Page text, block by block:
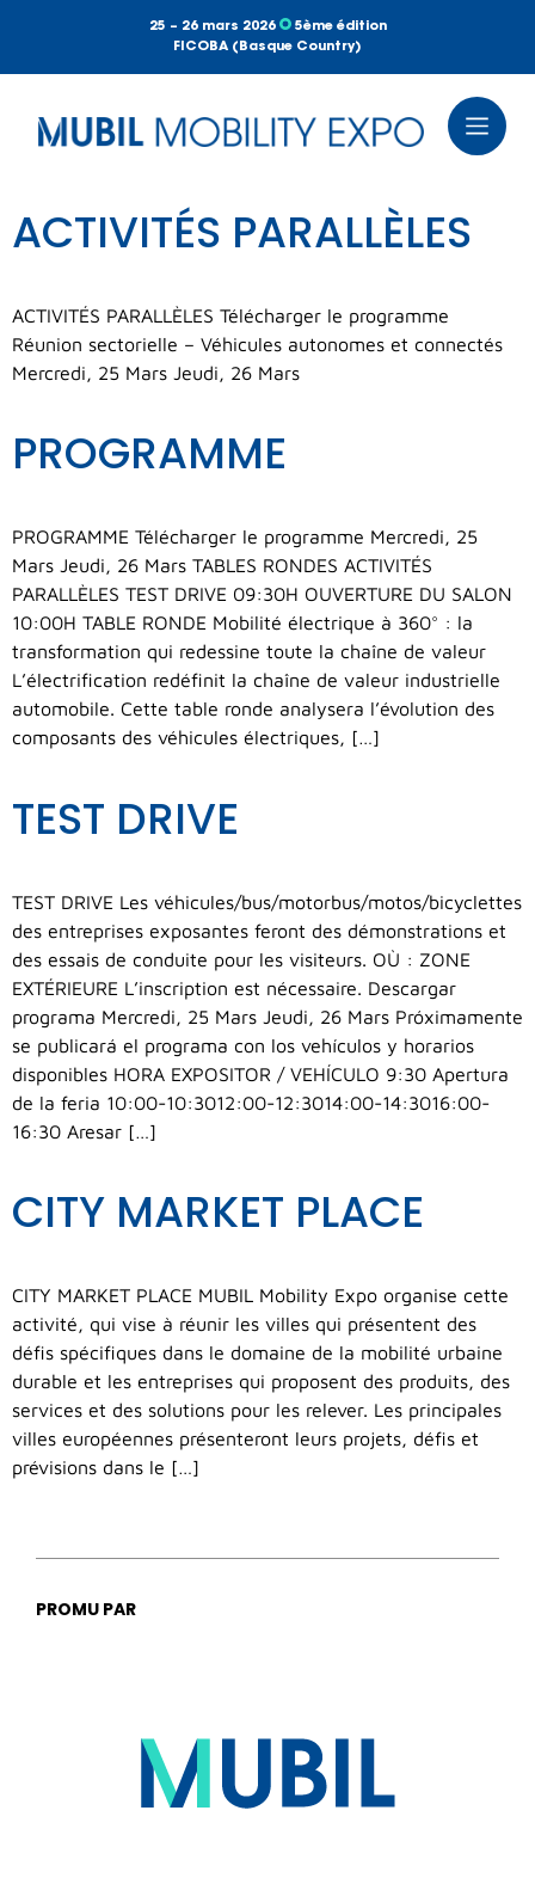
25 – 26 mars 2026
5ème édition
FICOBA (Basque Country)
ACTIVITÉS PARALLÈLES
ACTIVITÉS PARALLÈLES Télécharger le programme
Réunion sectorielle – Véhicules autonomes et connectés
Mercredi, 25 Mars Jeudi, 26 Mars
PROGRAMME
PROGRAMME Télécharger le programme Mercredi, 25
Mars Jeudi, 26 Mars TABLES RONDES ACTIVITÉS
PARALLÈLES TEST DRIVE 09:30H OUVERTURE DU SALON
10:00H TABLE RONDE Mobilité électrique à 360° : la
transformation qui redessine toute la chaîne de valeur
L’électrification redéfinit la chaîne de valeur industrielle
automobile. Cette table ronde analysera l’évolution des
composants des véhicules électriques, […]
TEST DRIVE
TEST DRIVE Les véhicules/bus/motorbus/motos/bicyclettes
des entreprises exposantes feront des démonstrations et
des essais de conduite pour les visiteurs. OÙ : ZONE
EXTÉRIEURE L’inscription est nécessaire. Descargar
programa Mercredi, 25 Mars Jeudi, 26 Mars Próximamente
se publicará el programa con los vehículos y horarios
disponibles HORA EXPOSITOR / VEHÍCULO 9:30 Apertura
de la feria 10:00-10:3012:00-12:3014:00-14:3016:00-
16:30 Aresar […]
CITY MARKET PLACE
CITY MARKET PLACE MUBIL Mobility Expo organise cette
activité, qui vise à réunir les villes qui présentent des
défis spécifiques dans le domaine de la mobilité urbaine
durable et les entreprises qui proposent des produits, des
services et des solutions pour les relever. Les principales
villes européennes présenteront leurs projets, défis et
prévisions dans le […]
PROMU PAR